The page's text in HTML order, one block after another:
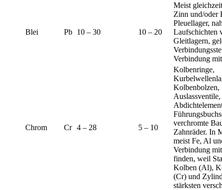
Blei Pb 10 – 30 10 – 20
Meist
Zinn und/oder
Pleuellager,
Laufschichten
Gleitlagern,
Verbindung
Chrom Cr 4 – 28 5 – 10
Kolbenringe,
Kolbenbolzen,
Auslassventile,
verchromte
Zahnräder. In
meist Fe, Al
Verbindung
finden, weil
Kolben (Al),
(Cr) und
stärksten